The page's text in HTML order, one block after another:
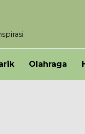
Olahraga